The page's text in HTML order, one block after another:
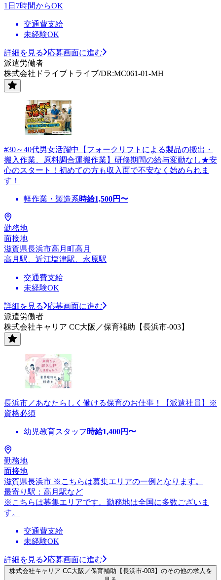
1日7時間からOK
交通費支給
未経験OK
詳細を見る
応募画面に進む
派遣労働者
株式会社ドライブトライブ/DR:MC061-01-MH
#30～40代男女活躍中【フォークリフトによる製品の搬出・
搬入作業、原料調合運搬作業】研修期間の給与変動なし★安
心のスタート！初めての方も収入面で不安なく始められま
す！
軽作業・製造系時給1,500円〜
勤務地
面接地
滋賀県長浜市高月町高月
高月駅、近江塩津駅、永原駅
交通費支給
未経験OK
詳細を見る
応募画面に進む
派遣労働者
株式会社キャリア CC大阪／保育補助【長浜市-003】
長浜市／あなたらしく働ける保育のお仕事！【派遣社員】※
資格必須
幼児教育スタッフ 時給1,400円〜
勤務地
面接地
滋賀県長浜市 ※こちらは募集エリアの一例となります。
最寄り駅：高月駅など
※こちらは募集エリアです。勤務地は全国に多数ございま
す。
交通費支給
未経験OK
詳細を見る 応募画面に進む
株式会社キャリア CC大阪／保育補助【長浜市-003】のその他の求人を